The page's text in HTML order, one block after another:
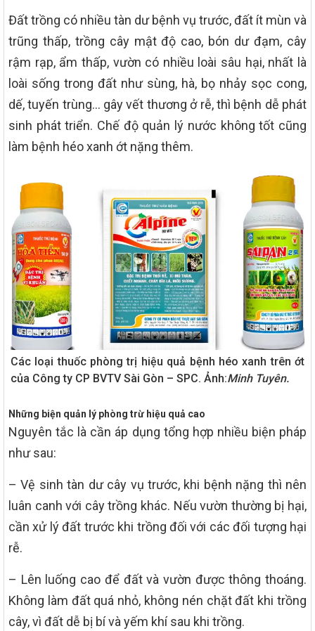
Đất trồng có nhiều tàn dư bệnh vụ trước, đất ít mùn và
trũng thấp, trồng cây mật độ cao, bón dư đạm, cây
rậm rạp, ẩm thấp, vườn có nhiều loài sâu hại, nhất là
loài sống trong đất như sùng, hà, bọ nhảy sọc cong,
dế, tuyến trùng… gây vết thương ở rễ, thì bệnh dễ phát
sinh phát triển. Chế độ quản lý nước không tốt cũng
làm bệnh héo xanh ớt nặng thêm.
Các loại thuốc phòng trị hiệu quả bệnh héo xanh trên ớt
của Công ty CP BVTV Sài Gòn – SPC. Ảnh:Minh Tuyên.
Những biện quản lý phòng trừ hiệu quả cao
Nguyên tắc là cần áp dụng tổng hợp nhiều biện pháp
như sau:
– Vệ sinh tàn dư cây vụ trước, khi bệnh nặng thì nên
luân canh với cây trồng khác. Nếu vườn thường bị hại,
cần xử lý đất trước khi trồng đối với các đối tượng hại
rễ.
– Lên luống cao để đất và vườn được thông thoáng.
Không làm đất quá nhỏ, không nén chặt đất khi trồng
cây, vì đất dễ bị bí và yếm khí sau khi trồng.